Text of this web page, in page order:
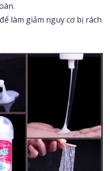
làm giảm nguy cơ bị rách